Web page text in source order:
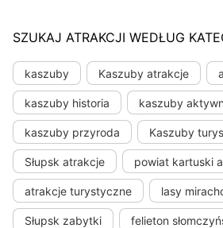
SZUKAJ ATRAKCJI WEDŁUG
kaszuby Kaszuby atrakcje
kaszuby historia kaszuby
kaszuby przyroda Kaszuby
Słupsk atrakcje powiat kartuski
atrakcje turystyczne lasy
Słupsk zabytki felieton